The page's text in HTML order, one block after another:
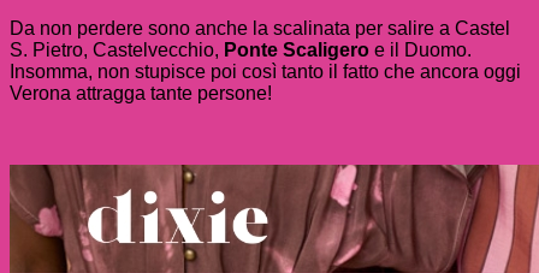
Da non perdere sono anche la scalinata per salire a Castel
S. Pietro, Castelvecchio, Ponte Scaligero e il Duomo.
Insomma, non stupisce poi così tanto il fatto che ancora oggi
Verona attragga tante persone!